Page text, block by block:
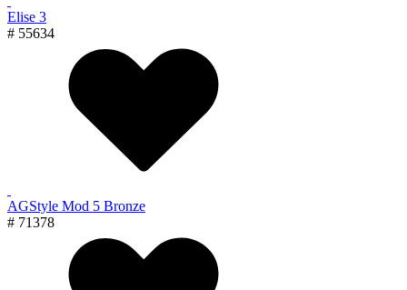
Elise 3
# 55634
AGStyle Mod 5 Bronze
# 71378